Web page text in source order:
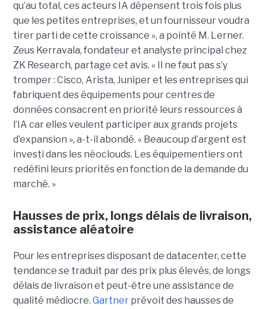
qu’au total, ces acteurs IA dépensent trois fois plus
que les petites entreprises, et un fournisseur voudra
tirer parti de cette croissance », a pointé M. Lerner.
Zeus Kerravala, fondateur et analyste principal chez
ZK Research, partage cet avis. « Il ne faut pas s’y
tromper : Cisco, Arista, Juniper et les entreprises qui
fabriquent des équipements pour centres de
données consacrent en priorité leurs ressources à
l’IA car elles veulent participer aux grands projets
d’expansion », a-t-il abondé. « Beaucoup d’argent est
investi dans les néoclouds. Les équipementiers ont
redéfini leurs priorités en fonction de la demande du
marché. »
Hausses de prix, longs délais de livraison,
assistance aléatoire
Pour les entreprises disposant de datacenter, cette
tendance se traduit par des prix plus élevés, de longs
délais de livraison et peut-être une assistance de
qualité médiocre. Gartnerprévoit des hausses de